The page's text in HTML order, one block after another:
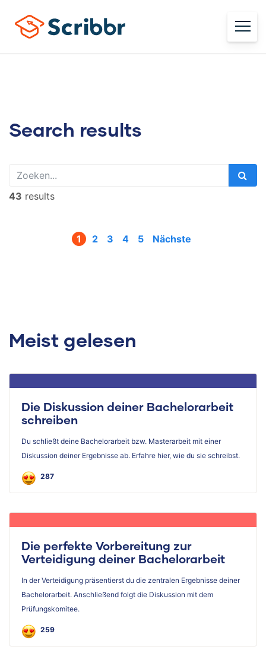
Search results
43 results
1 2 3 4 5 Nächste
Meist gelesen
Die Diskussion deiner Bachelorarbeit
schreiben
Du schließt deine Bachelorarbeit bzw. Masterarbeit mit einer
Diskussion deiner Ergebnisse ab. Erfahre hier, wie du sie schreibst.
287
Die perfekte Vorbereitung zur
Verteidigung deiner Bachelorarbeit
In der Verteidigung präsentierst du die zentralen Ergebnisse deiner
Bachelorarbeit. Anschließend folgt die Diskussion mit dem
Prüfungskomitee.
259